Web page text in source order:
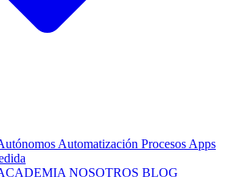
Automatización Procesos Apps
NOSOTROS BLOG